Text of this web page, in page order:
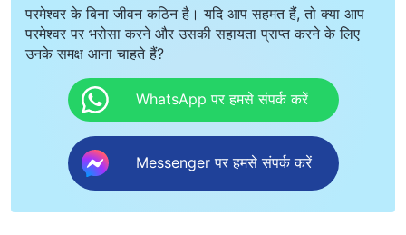
परमेश्वर के बिना जीवन कठिन है। यदि आप सहमत हैं, तो क्या आप
परमेश्वर पर भरोसा करने और उसकी सहायता प्राप्त करने के लिए
उनके समक्ष आना चाहते हैं?
WhatsApp पर हमसे संपर्क करें
Messenger पर हमसे संपर्क करें